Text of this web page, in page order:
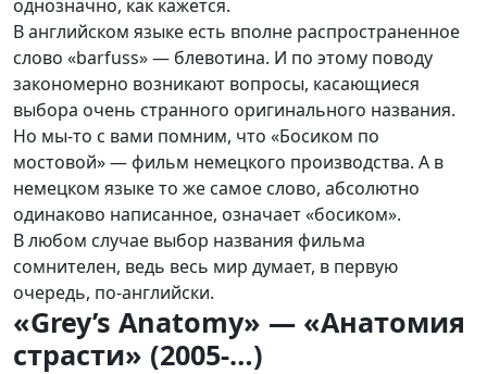
однозначно, как кажется.
В английском языке есть вполне распространенное
слово «barfuss»— блевотина. И по этому поводу
закономерно возникают вопросы, касающиеся
выбора очень странного оригинального названия.
Но мы-то с вами помним, что «Босиком по
мостовой» — фильм немецкого производства. А в
немецком языке то же самое слово, абсолютно
одинаково написанное, означает «босиком».
В любом случае выбор названия фильма
сомнителен, ведь весь мир думает, в первую
очередь, по-английски.
«Grey’s Anatomy» — «Анатомия
страсти» (2005-…)